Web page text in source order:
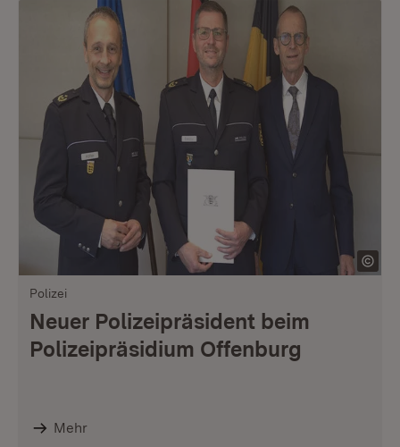
Polizei
Neuer Polizeipräsident beim
Polizeipräsidium Offenburg
Mehr